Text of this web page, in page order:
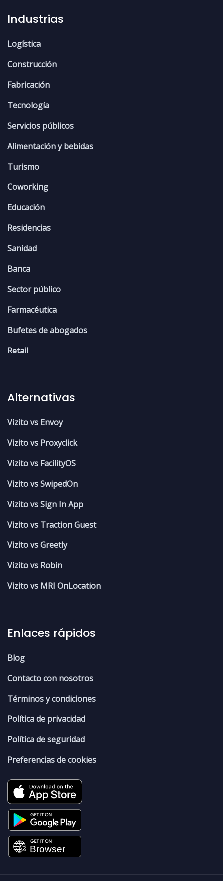
Industrias
Logística
Construcción
Fabricación
Tecnología
Servicios públicos
Alimentación y bebidas
Turismo
Coworking
Educación
Residencias
Sanidad
Banca
Sector público
Farmacéutica
Bufetes de abogados
Retail
Alternativas
Vizito vs Envoy
Vizito vs Proxyclick
Vizito vs FacilityOS
Vizito vs SwipedOn
Vizito vs Sign In App
Vizito vs Traction Guest
Vizito vs Greetly
Vizito vs Robin
Vizito vs MRI OnLocation
Enlaces rápidos
Blog
Contacto con nosotros
Términos y condiciones
Política de privacidad
Política de seguridad
Preferencias de cookies